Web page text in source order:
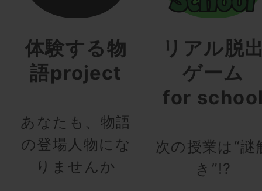
体験する物
語project
あなたも、物語
の登場人物にな
りませんか
リアル脱
ゲーム
for
次の授業は“謎
き”!?